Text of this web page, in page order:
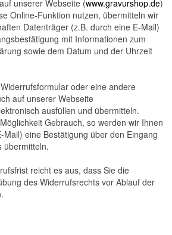
unserer Webseite (www.gravurshop.de)
Online-Funktion nutzen, übermitteln wir
Datenträger (z.B. durch eine E-Mail)
mit Informationen zum
sowie dem Datum und der Uhrzeit
oder eine andere
auf unserer Webseite
ausfüllen und übermitteln.
Gebrauch, so werden wir Ihnen
Mail) eine Bestätigung über den Eingang
übermitteln.
reicht es aus, dass Sie die
des Widerrufsrechts vor Ablauf der